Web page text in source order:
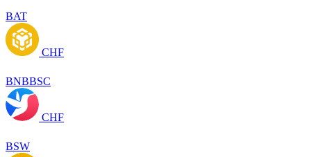
BAT
CHF
BNBBSC
CHF
BSW